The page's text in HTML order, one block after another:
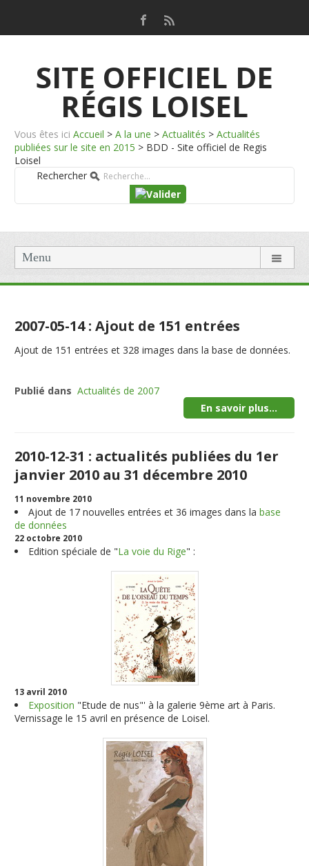
SITE OFFICIEL DE
RÉGIS LOISEL
Vous êtes ici Accueil > A la une > Actualités > Actualités
publiées sur le site en 2015 > BDD - Site officiel de Regis
Loisel
Rechercher
Menu
2007-05-14 : Ajout de 151 entrées
Ajout de 151 entrées et 328 images dans la base de données.
Publié dans Actualités de 2007
En savoir plus...
2010-12-31 : actualités publiées du 1er
janvier 2010 au 31 décembre 2010
11 novembre 2010
Ajout de 17 nouvelles entrées et 36 images dans labase
de données
22 octobre 2010
Edition spéciale de "La voie du Rige" :
13 avril 2010
Exposition "Etude de nus"' à la galerie 9ème art à Paris.
Vernissage le 15 avril en présence de Loisel.